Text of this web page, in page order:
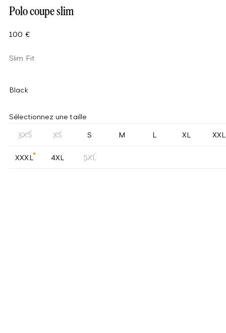
Polo coupe slim
100 €
Slim Fit
Black
Sélectionnez une taille
XXS XS S M L XL XXL
XXXL 4XL 5XL